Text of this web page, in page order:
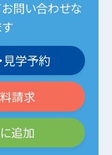
問い合わせな
見学予約
請求
追加